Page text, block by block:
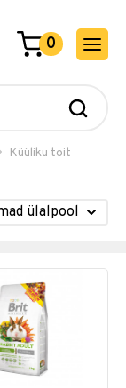
0
Küüliku toit